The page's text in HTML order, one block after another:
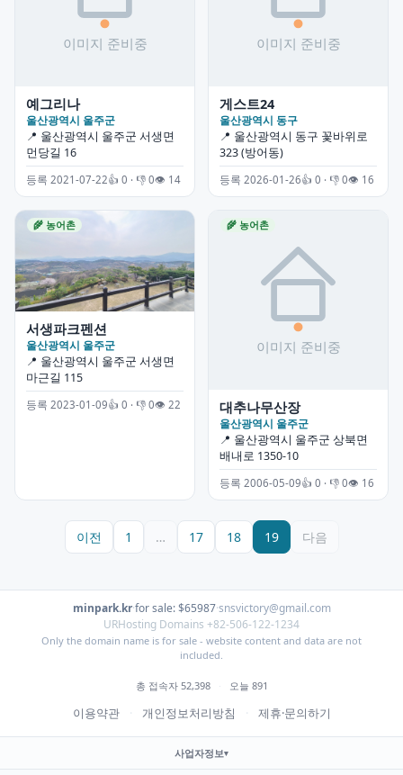
예그리나
울산광역시 울주군
📍 울산광역시 울주군 서생면
먼당길 16
등록 2021-07-22👍 0 · 👎 0👁 14
게스트24
울산광역시 동구
📍 울산광역시 동구 꽃바위로
323 (방어동)
등록 2026-01-26👍 0 · 👎 0👁 16
🌾 농어촌
서생파크펜션
울산광역시 울주군
📍 울산광역시 울주군 서생면
마근길 115
등록 2023-01-09👍 0 · 👎 0👁 22
🌾 농어촌
대추나무산장
울산광역시 울주군
📍 울산광역시 울주군 상북면
배내로 1350-10
등록 2006-05-09👍 0 · 👎 0👁 16
이전 1 … 17 18 19 다음
minpark.kr·for sale: $65987·snsvictory@gmail.com
URHosting Domains +82-506-122-1234
Only the domain name is for sale - website content and data are not
included.
총 접속자 52,398 · 오늘 891
이용약관 · 개인정보처리방침 · 제휴·문의하기
사업자정보